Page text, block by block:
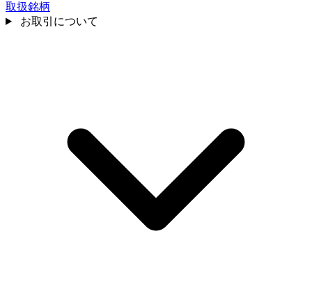
取扱銘柄
お取引について